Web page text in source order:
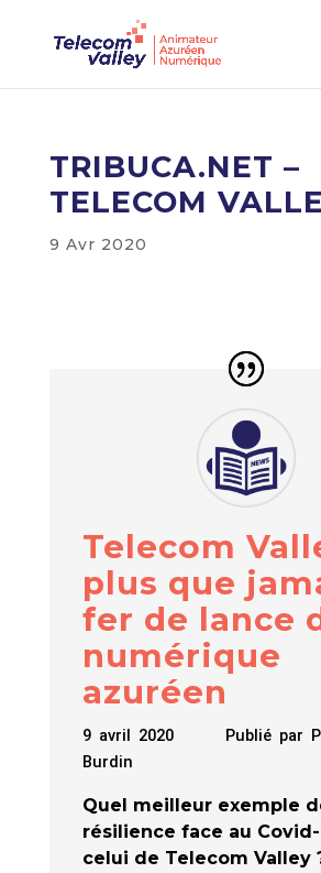
TRIBUCA.NET –
TELECOM
9 Avr 2020
Telecom
plus que
fer de lance
numérique
azuréen
9 avril 2020 Publié par
Burdin
Quel meilleur exemple
résilience face au
celui de Telecom Valley